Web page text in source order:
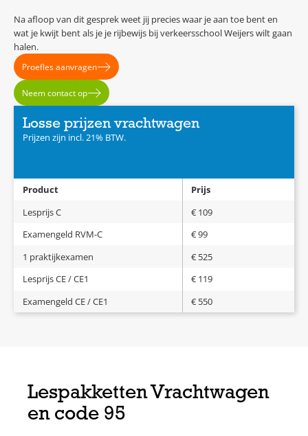
Na afloop van dit gesprek weet jij precies waar je aan toe bent en
wat je kwijt bent als je je rijbewijs bij verkeersschool Weijers wilt gaan
halen.
Proefles aanvragen
Neem contact op
Losse prijzen vrachtwagen
Prijzen zijn incl. 21% BTW.
Product
Prijs
Lesprijs C
€ 109
Examengeld RVM-C
€ 99
1 praktijkexamen
€ 525
Lesprijs CE / CE1
€ 119
Examengeld CE / CE1
€ 550
Lespakketten Vrachtwagen
en code 95